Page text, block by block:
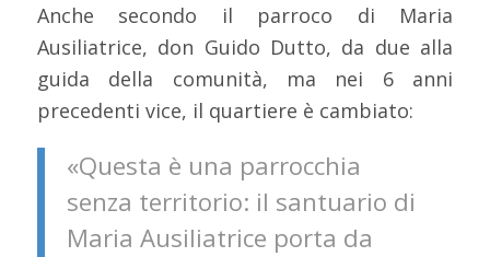
Anche secondo il parroco di Maria
Ausiliatrice, don Guido Dutto, da due alla
guida della comunità, ma nei 6 anni
precedenti vice, il quartiere è cambiato:
«Questa è una parrocchia
senza territorio: il santuario di
Maria Ausiliatrice porta da